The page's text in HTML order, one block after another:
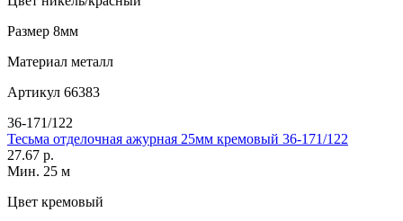
Размер 8мм
Материал металл
Артикул 66383
36-171/122
Тесьма отделочная ажурная 25мм кремовый 36-171/122
27.67 р.
Мин. 25 м
Цвет кремовый